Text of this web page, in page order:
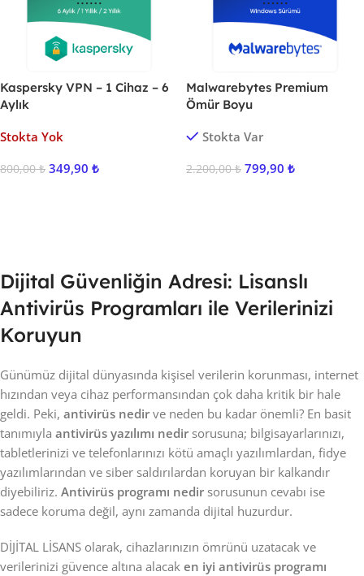
Kaspersky VPN – 1 Cihaz – 6
Aylık
Stokta Yok
800,00₺ 349,90 ₺
Malwarebytes Premium
Ömür Boyu
Stokta Var
2.200,00₺ 799,90 ₺
Dijital Güvenliğin Adresi: Lisanslı
Antivirüs Programları ile Verilerinizi
Koruyun
Günümüz dijital dünyasında kişisel verilerin korunması, internet
hızından veya cihaz performansından çok daha kritik bir hale
geldi. Peki, antivirüs nedir ve neden bu kadar önemli? En basit
tanımıyla antivirüs yazılımı nedir sorusuna; bilgisayarlarınızı,
tabletlerinizi ve telefonlarınızı kötü amaçlı yazılımlardan, fidye
yazılımlarından ve siber saldırılardan koruyan bir kalkandır
diyebiliriz. Antivirüs programı nedir sorusunun cevabı ise
sadece koruma değil, aynı zamanda dijital huzurdur.
DİJİTAL LİSANS olarak, cihazlarınızın ömrünü uzatacak ve
verilerinizi güvence altına alacak en iyi antivirüs programı